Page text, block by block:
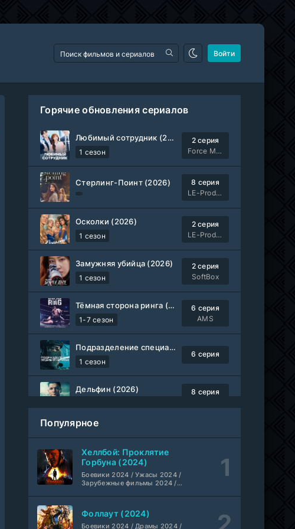
Войти
Горячие обновления сериалов
Любимый сотрудник (2026)
1 сезон
2 серия
Force Media
Стерлинг-Поинт (2026)
8 серия
LE-Production
Осколки (2026)
1 сезон
2 серия
LE-Production
Замужняя убийца (2026)
1 сезон
2 серия
SoftBox
Тёмная сторона ринга (2019-2026)
1-7 сезон
6 серия
AMS
Подразделение специального назначения (2026)
1 сезон
6 серия
Дельфин (2026)
8 серия
Шугар (2026)
1-2 сезон
Укрытие (2026)
5 серия
Популярное
Хеллбой: Проклятие
Горбуна (2024)
Боевики 2024 / Ужасы 2024 /
Зарубежные фильмы 2024 /
Американские фильмы /
Фильмы смотреть /
Фоллаут (2024)
Боевики 2024 / Драмы 2024 /